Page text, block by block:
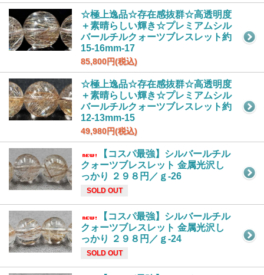
☆極上逸品☆存在感抜群☆高透明度
＋素晴らしい輝き☆プレミアムシル
バールチルクォーツブレスレット約
15-16mm-17
85,800円(税込)
☆極上逸品☆存在感抜群☆高透明度
＋素晴らしい輝き☆プレミアムシル
バールチルクォーツブレスレット約
12-13mm-15
49,980円(税込)
【コスパ最強】シルバールチル
クォーツブレスレット 金属光沢し
っかり ２９８円／ｇ-26
SOLD OUT
【コスパ最強】シルバールチル
クォーツブレスレット 金属光沢し
っかり ２９８円／ｇ-24
SOLD OUT